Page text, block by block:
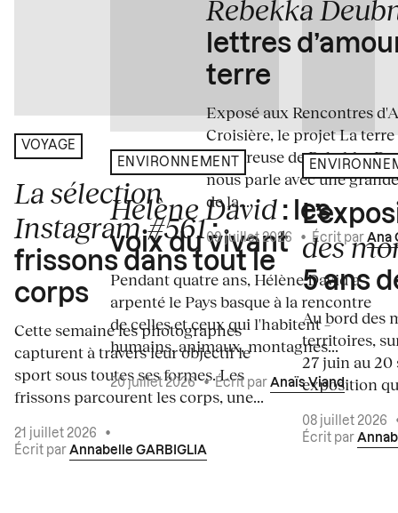
VOYAGE
La sélection
Instagram #561:
frissons dans tout le
corps
Cette semaine les photographes
capturent à travers leur objectif le
sport sous toutes ses formes. Les
frissons parcourent les corps, une...
21 juillet 2026
•
Écrit par Annabelle GARBIGLIA
ENVIRONNEMENT
Hélène David : les
voix du vivant
Pendant quatre ans, Hélène David a
arpenté le Pays basque à la rencontre
de celles et ceux qui l'habitent –
humains, animaux, montagnes...
20 juillet 2026•Écrit par Anaïs Viand
Rebekka
lettres
terre
Exposé aux Rencontres
Croisière, le projet La terre
amoureuse de Rebekka
nous parle avec une
de la...
09 juillet 2026 • Écrit par Ana
des
5 ans
Au bord des
territoires,
27 juin au 20
exposition
08 juillet 2026
Écrit par